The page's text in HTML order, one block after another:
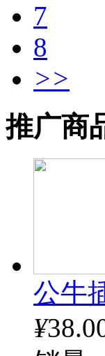
7
8
>>
推广商
公牛
¥